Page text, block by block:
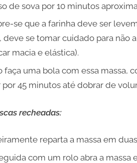
de sova por 10 minutos
se que a farinha deve ser
deve se tomar cuidado para não
macia e elástica).
faça uma bola com essa massa,
por 45 minutos até dobrar de
recheadas:
reparta a massa em
com um rolo abra a